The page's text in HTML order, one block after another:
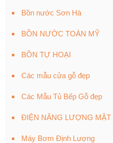
Bồn nước Sơn Hà
BỒN NƯỚC TOÀN MỸ
BỒN TỰ HOẠI
Các mẫu cửa gỗ đẹp
Các Mẫu Tủ Bếp Gỗ đẹp
ĐIỆN NĂNG LƯỢNG MẶT
Máy Bơm Định Lượng